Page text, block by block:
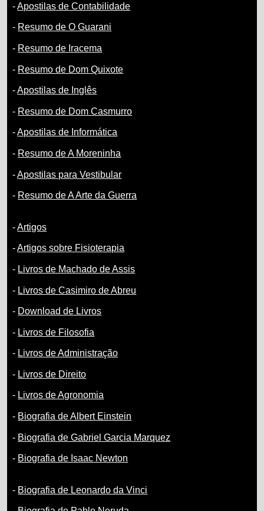
-Apostilas de Contabilidade
- Resumo de O Guarani
- Resumo de Iracema
- Resumo de Dom Quixote
-Apostilas de Inglês
- Resumo de Dom Casmurro
-Apostilas de Informática
- Resumo de A Moreninha
-Apostilas para Vestibular
- Resumo de A Arte da Guerra
-Artigos
-Artigos sobre Fisioterapia
- Livros de Machado de Assis
- Livros de Casimiro de Abreu
- Download de Livros
- Livros de Filosofia
- Livros de Administração
- Livros de Direito
- Livros de Agronomia
- Biografia de Albert Einstein
- Biografia de Gabriel Garcia Marquez
- Biografia de Isaac Newton
- Biografia de Leonardo da Vinci